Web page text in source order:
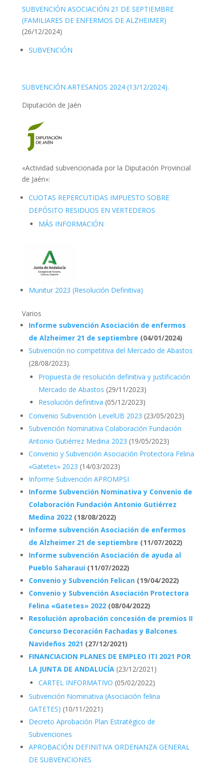
SUBVENCIÓN ASOCIACIÓN 21 DE SEPTIEMBRE
(FAMILIARES DE ENFERMOS DE ALZHEIMER)
(26/12/2024)
SUBVENCIÓN
SUBVENCIÓN ARTESANOS 2024 (13/12/2024).
Diputación de Jaén
«Actividad subvencionada por la Diputación Provincial
de Jaén»:
CUOTAS REPERCUTIDAS IMPUESTO SOBRE
DEPÓSITO RESIDUOS EN VERTEDEROS
MÁS INFORMACIÓN
Munitur 2023 (Resolución Definitiva)
Varios
Informe subvención Asociación de enfermos
de Alzheimer 21 de septiembre (04/01/2024)
Subvención no competitiva del Mercado de Abastos
(28/08/2023).
Propuesta de resolución definitiva y justificación
Mercado de Abastos (29/11/2023)
Resolución definitiva (05/12/2023)
Convenio Subvención LevelUB 2023 (23/05/2023)
Subvención Nominativa Colaboración Fundación
Antonio Gutiérrez Medina 2023 (19/05/2023)
Convenio y Subvención Asociación Protectora Felina
«Gatetes» 2023 (14/03/2023)
Informe Subvención APROMPSI
Informe Subvención Nominativa y Convenio de
Colaboración Fundación Antonio Gutiérrez
Medina 2022(18/08/2022)
Informe subvención Asociación de enfermos
de Alzheimer 21 de septiembre (11/07/2022)
Informe subvención Asociación de ayuda al
Pueblo Saharaui(11/07/2022)
Convenio y Subvención Felican(19/04/2022)
Convenio y Subvención Asociación Protectora
Felina «Gatetes» 2022(08/04/2022)
Resolución aprobación concesión de premios II
Concurso Decoración Fachadas y Balcones
Navideños 2021 (27/12/2021)
FINANCIACION PLANES DE EMPLEO ITI 2021 POR
LA JUNTA DE ANDALUCÍA(23/12/2021)
CARTEL INFORMATIVO (05/02/2022)
Subvención Nominativa (Asociación felina
GATETES) (10/11/2021)
Decreto Aprobación Plan Estratégico de
Subvenciones
APROBACIÓN DEFINITIVA ORDENANZA GENERAL
DE SUBVENCIONES